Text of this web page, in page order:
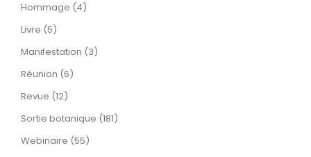
Hommage (4)
Livre (5)
Manifestation (3)
Réunion (6)
Revue (12)
Sortie botanique (181)
Webinaire (55)